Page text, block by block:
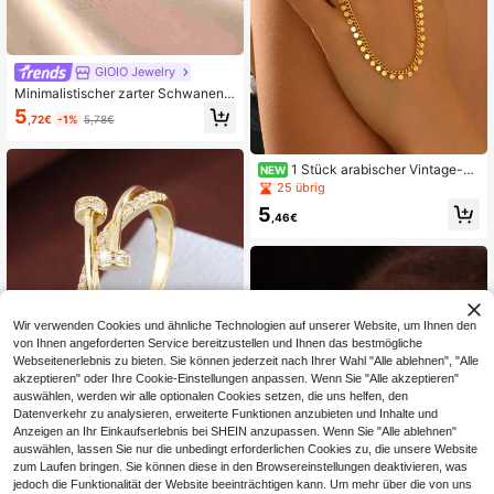
GIOIO Jewelry
Minimalistischer zarter Schwanenri
ng, 18K vergoldet mit Zirkonia-Stei
nen, romantischer Verlobungsring fü
5 ,72€ -1% 5,78€
#LookGlamour
1 Stück minimalistischer geometrisc
her symmetrischer Kreuz-Design K
ubikzirkonia Damen Ring, Lässig G
eschenk
#1 Bestseller in Lässig Damen Einzeln Ring
5,23€5,28€
NEW 1 Stück arabischer Vintage-Sti
l vergoldeter Blumen-Scheiben-An
hänger Kette Fingerarmband für Fra
uen, Party, Hochzeit, Festival, Feier,
25 übrig
5 ,46€
Wir verwenden Cookies und ähnliche Technologien auf unserer Website, um Ihnen den
von Ihnen angeforderten Service bereitzustellen und Ihnen das bestmögliche
Webseitenerlebnis zu bieten. Sie können jederzeit nach Ihrer Wahl "Alle ablehnen", "Alle
akzeptieren" oder Ihre Cookie-Einstellungen anpassen. Wenn Sie "Alle akzeptieren"
auswählen, werden wir alle optionalen Cookies setzen, die uns helfen, den
Datenverkehr zu analysieren, erweiterte Funktionen anzubieten und Inhalte und
Anzeigen an Ihr Einkaufserlebnis bei SHEIN anzupassen. Wenn Sie "Alle ablehnen"
auswählen, lassen Sie nur die unbedingt erforderlichen Cookies zu, die unsere Website
zum Laufen bringen. Sie können diese in den Browsereinstellungen deaktivieren, was
jedoch die Funktionalität der Website beeinträchtigen kann. Um mehr über die von uns